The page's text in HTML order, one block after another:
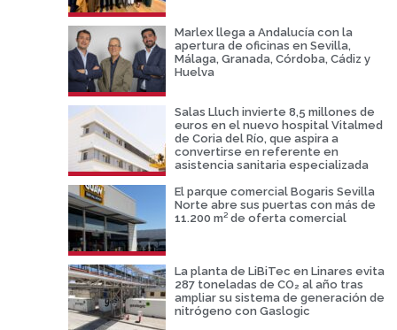
Marlex llega a Andalucía con la
apertura de oficinas en Sevilla,
Málaga, Granada, Córdoba, Cádiz y
Huelva
Salas Lluch invierte 8,5 millones de
euros en el nuevo hospital Vitalmed
de Coria del Río, que aspira a
convertirse en referente en
asistencia sanitaria especializada
El parque comercial Bogaris Sevilla
Norte abre sus puertas con más de
11.200 m² de oferta comercial
La planta de LiBiTec en Linares evita
287 toneladas de CO₂ al año tras
ampliar su sistema de generación de
nitrógeno con Gaslogic